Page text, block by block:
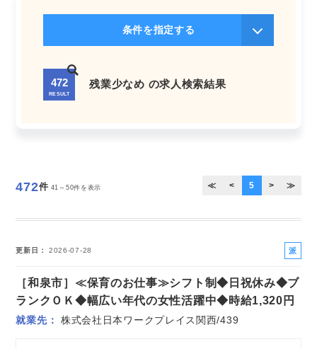
よくあるご質問
条件を指定する
472
RESULT
残業少なめ の求人検索結果
472件 41～50件を表示 ≪ < 5 > ≫
更新日 2026-07-28
派
社
員
［和泉市］≪保育のお仕事≫シフト制◆日祝休み◆ブ
ランクＯＫ◆幅広い年代の女性活躍中◆時給1,320円
就業先 株式会社日本ワークプレイス関西/439